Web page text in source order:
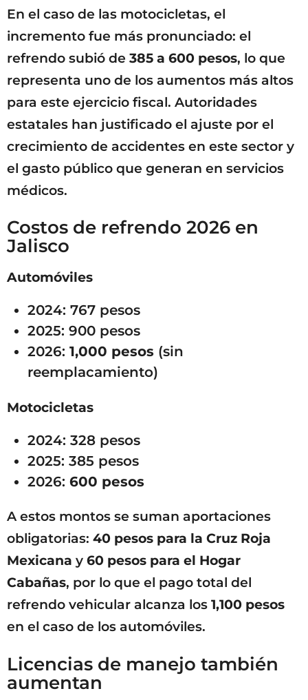
En el caso de las motocicletas, el
incremento fue más pronunciado: el
refrendo subió de 385 a 600 pesos, lo que
representa uno de los aumentos más altos
para este ejercicio fiscal. Autoridades
estatales han justificado el ajuste por el
crecimiento de accidentes en este sector y
el gasto público que generan en servicios
médicos.
Costos de refrendo 2026 en
Jalisco
Automóviles
2024: 767 pesos
2025: 900 pesos
2026: 1,000 pesos (sin
reemplacamiento)
Motocicletas
2024: 328 pesos
2025: 385 pesos
2026: 600 pesos
A estos montos se suman aportaciones
obligatorias: 40 pesos para la Cruz Roja
Mexicana y 60 pesos para el Hogar
Cabañas, por lo que el pago total del
refrendo vehicular alcanza los 1,100 pesos
en el caso de los automóviles.
Licencias de manejo también
aumentan